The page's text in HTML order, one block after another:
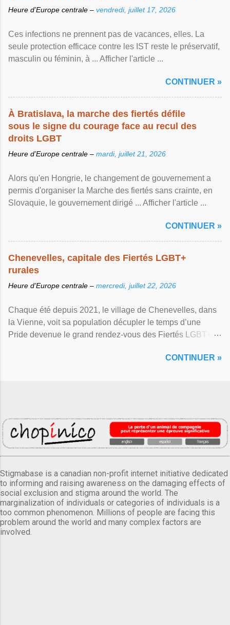
Heure d’Europe centrale – vendredi, juillet 17, 2026
Ces infections ne prennent pas de vacances, elles. La
seule protection efficace contre les IST reste le préservatif,
masculin ou féminin, à ... Afficher l'article ...
CONTINUER »
À Bratislava, la marche des fiertés défile
sous le signe du courage face au recul des
droits LGBT
Heure d’Europe centrale – mardi, juillet 21, 2026
Alors qu'en Hongrie, le changement de gouvernement a
permis d'organiser la Marche des fiertés sans crainte, en
Slovaquie, le gouvernement dirigé ... Afficher l'article ...
CONTINUER »
Chenevelles, capitale des Fiertés LGBT+
rurales
Heure d’Europe centrale – mercredi, juillet 22, 2026
Chaque été depuis 2021, le village de Chenevelles, dans
la Vienne, voit sa population décupler le temps d’une
Pride devenue le grand rendez-vous des Fiertés LGBT+
CONTINUER »
Stigmabase is a canadian non-profit internet initiative dedicated
to informing and raising awareness on the damaging effects of
social exclusion and stigma around the world. The
marginalization of individuals or categories of individuals is a
too common phenomenon. Millions of people are facing this
problem around the world and many complex factors are
involved.